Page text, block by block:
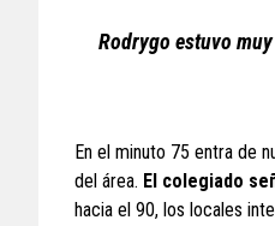
Rodrygo estuvo
En el minuto 75 entra de
del área. El colegiado
hacia el 90, los locales